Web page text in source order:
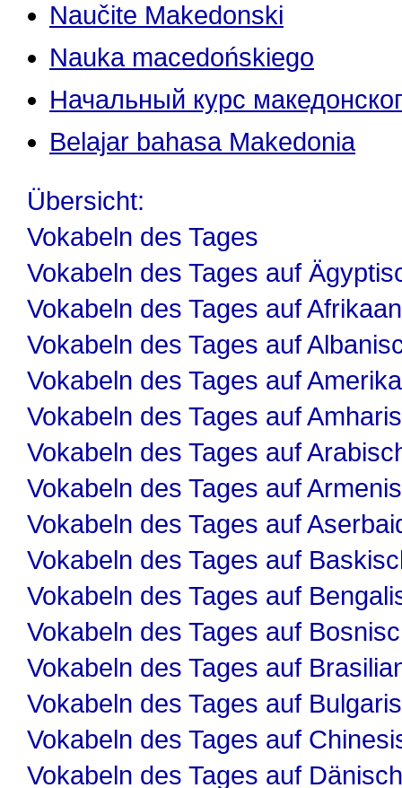
Naučite Makedonski
Nauka macedońskiego
Начальный курс
Belajar bahasa Makedonia
Übersicht:
Vokabeln des Tages
Vokabeln des Tages auf
Vokabeln des Tages auf
Vokabeln des Tages auf
Vokabeln des Tages auf
Vokabeln des Tages auf
Vokabeln des Tages auf
Vokabeln des Tages auf
Vokabeln des Tages auf
Vokabeln des Tages auf
Vokabeln des Tages auf
Vokabeln des Tages auf
Vokabeln des Tages auf
Vokabeln des Tages auf
Vokabeln des Tages auf
Vokabeln des Tages auf Dänisch